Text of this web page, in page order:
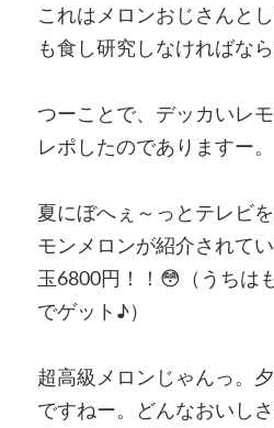
これはメロンおじさんと
も食し研究しなければな
つーことで、デッカいレ
レポしたのでありますー。
夏にぼへぇ～っとテレビ
モンメロンが紹介されて
玉6800円！！ 😳 （うちは
でゲット♪）
超高級メロンじゃんっ。
ですねー。どんなおいし